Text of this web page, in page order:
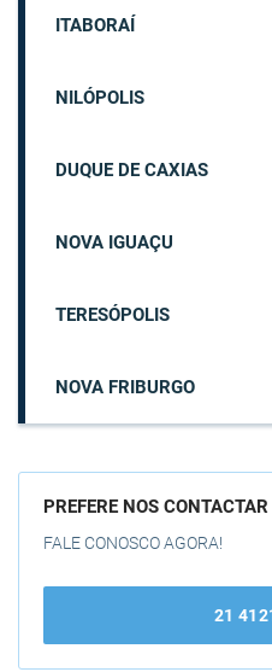
ITABORAÍ
NILÓPOLIS
DUQUE DE CAXIAS
NOVA IGUAÇU
TERESÓPOLIS
NOVA FRIBURGO
PREFERE NOS
FALE CONOSCO AGORA!
21